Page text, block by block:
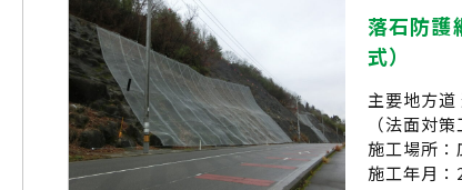
落石防護
式）
主要地方道
（法面対策
施工場所：
施工年月：